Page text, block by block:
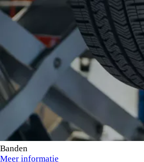
Banden
Meer informatie